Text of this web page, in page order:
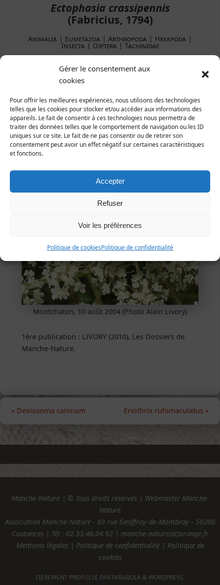
Gérer le consentement aux
cookies
Pour offrir les meilleures expériences, nous utilisons des technologies
telles que les cookies pour stocker et/ou accéder aux informations des
appareils. Le fait de consentir à ces technologies nous permettra de
traiter des données telles que le comportement de navigation ou les ID
uniques sur ce site. Le fait de ne pas consentir ou de retirer son
consentement peut avoir un effet négatif sur certaines caractéristiques
et fonctions.
Accepter
Refuser
Voir les préférences
Politique de cookiesPolitique de confidentialité
Ectophasia crassipennis
(Fabricius, 1794)
Animalia | Eumetazoa | Arthropoda | Hexapoda |
Insecta | Diptera | Tachinidae
Répartition et statut
Europe : toute l'Europe moyenne et méridionale.
Manche : espèce thermophile connue seulement
depuis l'an 2000, à rechercher dans les landes, les
carrières, le littoral.
Montchaton, 10 août 2004 (Photo Alain Livory)
1ère publication : LIVORY (2010), Les Dossiers de
Manche-Nature.
«Dexiosoma caninum Eriothrix rufomaculatus »
Manche-Nature | © Tous droits réservés | Webmaster Manche-
Nature
Association Manche-Nature - 83 rue Geoffroy-de-Montbray - 50200
Coutances | Tél : 02.33.46.04.92| manche-nature(at)orange.fr
Mentions légales| Politique de confidentialité| Politique de
cookies
FIÈREMENT PROPULSÉ PAR PARABOLA & WORDPRESS.